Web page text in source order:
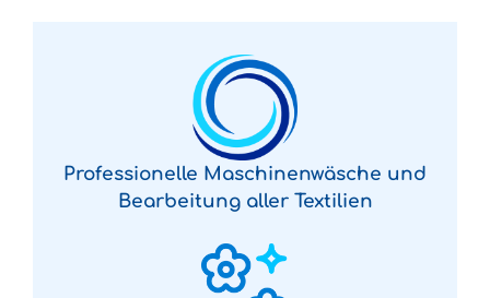
Professionelle Maschinenwäsche und
Bearbeitung aller Textilien